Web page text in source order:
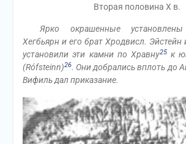
Вторая половина X в.
Ярко окрашенные
Хегбьярн и его брат Хродвисл.
установили эти камни по Хравну25к
(Rófsteinn)26. Они добрались вплоть до
Вифиль дал приказание.